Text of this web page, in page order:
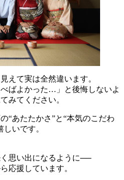
えて実は全然違います。
ばよかった…」と後悔しないよ
みてください。
“あたたかさ”と“本気のこだわ
いです。
思い出になるように──
応援しています。